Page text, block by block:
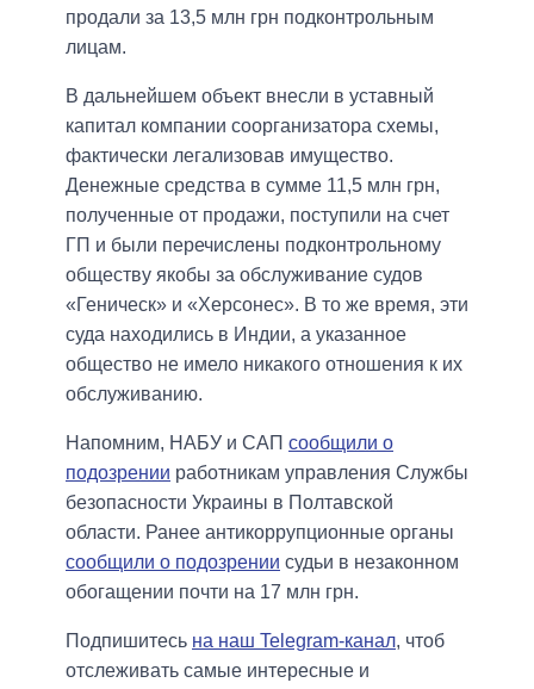
продали за 13,5 млн грн подконтрольным
лицам.
В дальнейшем объект внесли в уставный
капитал компании соорганизатора схемы,
фактически легализовав имущество.
Денежные средства в сумме 11,5 млн грн,
полученные от продажи, поступили на счет
ГП и были перечислены подконтрольному
обществу якобы за обслуживание судов
«Геническ» и «Херсонес». В то же время, эти
суда находились в Индии, а указанное
общество не имело никакого отношения к их
обслуживанию.
Напомним, НАБУ и САП сообщили о
подозрении работникам управления Службы
безопасности Украины в Полтавской
области. Ранее антикоррупционные органы
сообщили о подозрении судьи в незаконном
обогащении почти на 17 млн ​​грн.
Подпишитесь на наш Telegram-канал, чтоб
отслеживать самые интересные и